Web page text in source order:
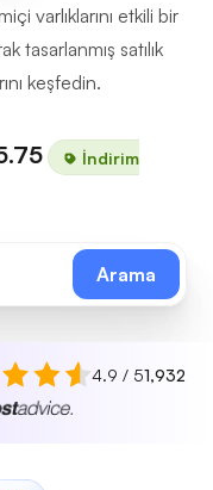
varlıklarını etkili bir
tasarlanmış satılık
keşfedin.
İndirim
Arama
4.9 / 51,932